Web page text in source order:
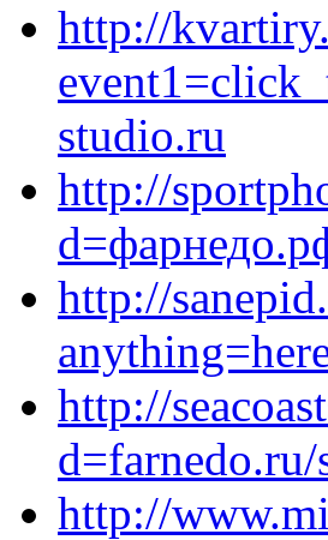
http://
studio.ru
http://
http://
http://
http://